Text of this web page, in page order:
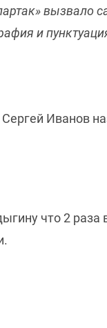
и
Иванов
что 2